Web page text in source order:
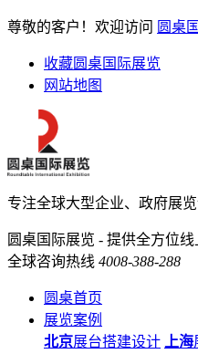
尊敬的客户！欢迎访问 圆桌
收藏圆桌国际展览
网站地图
专注全球大型企业、政府展
圆桌国际展览 - 提供全方位
全球咨询热线 4008-388-288
圆桌首页
展览案例
北京展台搭建设计 上海